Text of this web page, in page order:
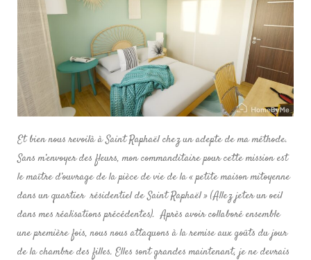
Et bien nous revoilà à Saint Raphaël chez un adepte de ma méthode.
Sans m’envoyer des fleurs, mon commanditaire pour cette mission est
le maître d’ouvrage de la pièce de vie de la « petite maison mitoyenne
dans un quartier résidentiel de Saint Raphaël » (Allez jeter un oeil
dans mes réalisations précédentes). Après avoir collaboré ensemble
une première fois, nous nous attaquons à la remise aux goûts du jour
de la chambre des filles. Elles sont grandes maintenant, je ne devrais